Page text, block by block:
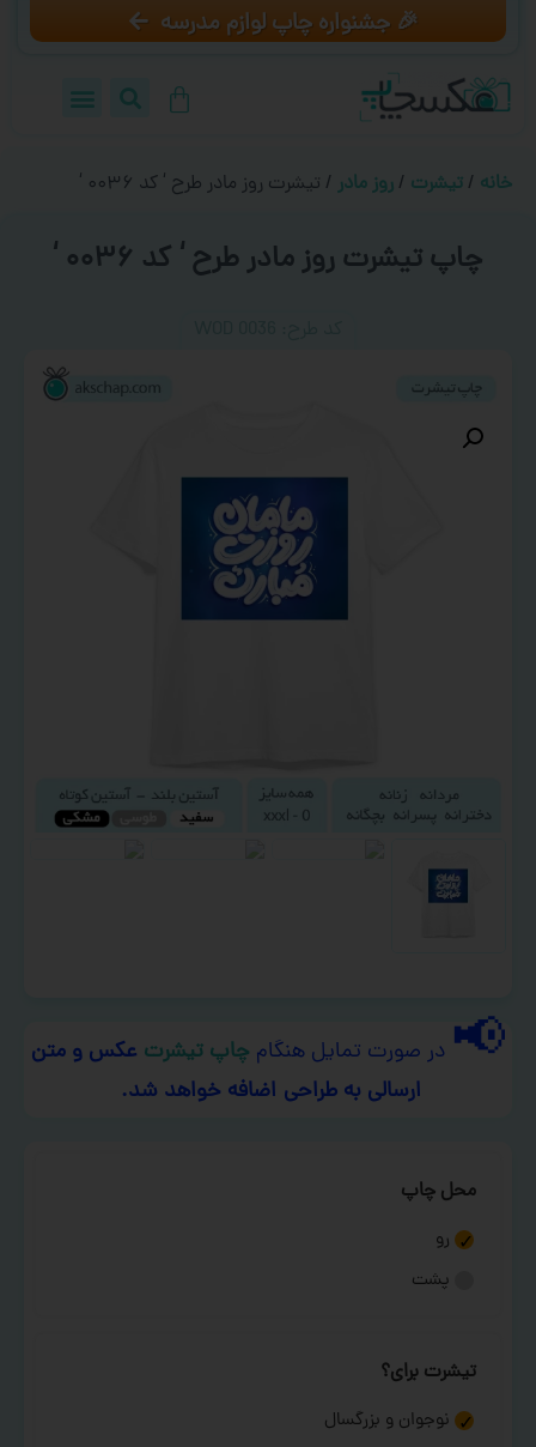
🎉 جشنواره چاپ لوازم مدرسه
خانه / تیشرت / روز مادر / تیشرت روز مادر طرح ‘ کد ۰۰۳۶ ‘
چاپ تیشرت روز مادر طرح ‘ کد ۰۰۳۶ ‘
📢 در صورت تمایل هنگام چاپ تیشرت عکس و متن
ارسالی به طراحی اضافه خواهد شد.
محل چاپ
رو
پشت
تیشرت برای؟
نوجوان و بزرگسال